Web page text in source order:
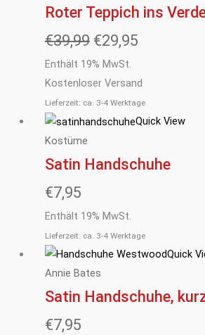
Roter Teppich ins
€39,99
€39,99
€29,95
Enthält 19% MwSt.
Kostenloser Versand
Lieferzeit: ca. 3-4 Werktage
Quick View
Kostüme
Satin Handschuhe
€7,95
Enthält 19% MwSt.
Lieferzeit: ca. 3-4 Werktage
Quick
Annie Bates
Satin Handschuhe,
€7,95